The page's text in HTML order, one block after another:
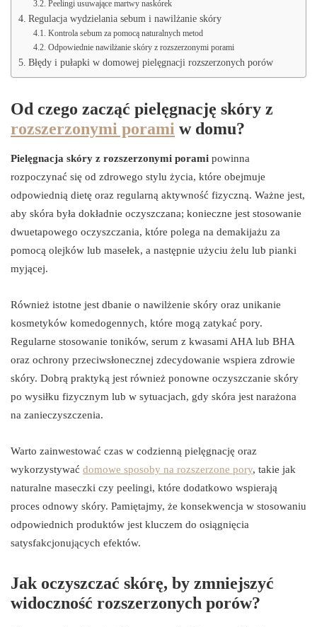
Peelingi usuwające martwy naskórek
Regulacja wydzielania sebum i nawilżanie skóry
Kontrola sebum za pomocą naturalnych metod
Odpowiednie nawilżanie skóry z rozszerzonymi porami
Błędy i pułapki w domowej pielęgnacji rozszerzonych porów
Od czego zacząć pielęgnację skóry z
rozszerzonymi porami w domu?
Pielęgnacja skóry z rozszerzonymi porami powinna
rozpoczynać się od zdrowego stylu życia, które obejmuje
odpowiednią dietę oraz regularną aktywność fizyczną. Ważne jest,
aby skóra była dokładnie oczyszczana; konieczne jest stosowanie
dwuetapowego oczyszczania, które polega na demakijażu za
pomocą olejków lub masełek, a następnie użyciu żelu lub pianki
myjącej.
Również istotne jest dbanie o nawilżenie skóry oraz unikanie
kosmetyków komedogennych, które mogą zatykać pory.
Regularne stosowanie toników, serum z kwasami AHA lub BHA
oraz ochrony przeciwsłonecznej zdecydowanie wspiera zdrowie
skóry. Dobrą praktyką jest również ponowne oczyszczanie skóry
po wysiłku fizycznym lub w sytuacjach, gdy skóra jest narażona
na zanieczyszczenia.
Warto zainwestować czas w codzienną pielęgnację oraz
wykorzystywać domowe sposoby na rozszerzone pory, takie jak
naturalne maseczki czy peelingi, które dodatkowo wspierają
proces odnowy skóry. Pamiętajmy, że konsekwencja w stosowaniu
odpowiednich produktów jest kluczem do osiągnięcia
satysfakcjonujących efektów.
Jak oczyszczać skórę, by zmniejszyć
widoczność rozszerzonych porów?